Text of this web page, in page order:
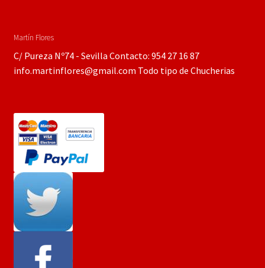
Martín Flores
C/ Pureza Nº74 - Sevilla Contacto: 954 27 16 87
info.martinflores@gmail.com Todo tipo de Chucherias